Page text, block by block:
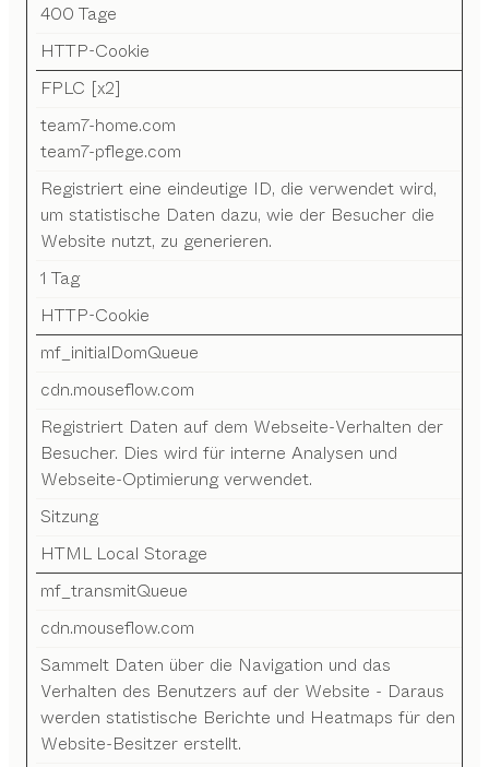
400 Tage
HTTP-Cookie
FPLC [x2]
team7-home.com
team7-pflege.com
Registriert eine eindeutige ID, die verwendet wird,
um statistische Daten dazu, wie der Besucher die
Website nutzt, zu generieren.
1 Tag
HTTP-Cookie
mf_initialDomQueue
cdn.mouseflow.com
Registriert Daten auf dem Webseite-Verhalten der
Besucher. Dies wird für interne Analysen und
Webseite-Optimierung verwendet.
Sitzung
HTML Local Storage
mf_transmitQueue
cdn.mouseflow.com
Sammelt Daten über die Navigation und das
Verhalten des Benutzers auf der Website - Daraus
werden statistische Berichte und Heatmaps für den
Website-Besitzer erstellt.